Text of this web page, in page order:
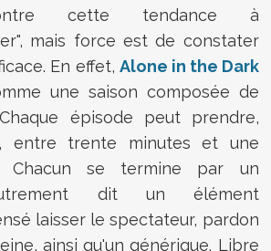
cette tendance à
mais force est de constater
En effet, Alone in the Dark
une saison composée de
épisode peut prendre,
entre trente minutes et une
Chacun se termine par un
dit un élément
laisser le spectateur, pardon
ainsi qu'un générique. Libre